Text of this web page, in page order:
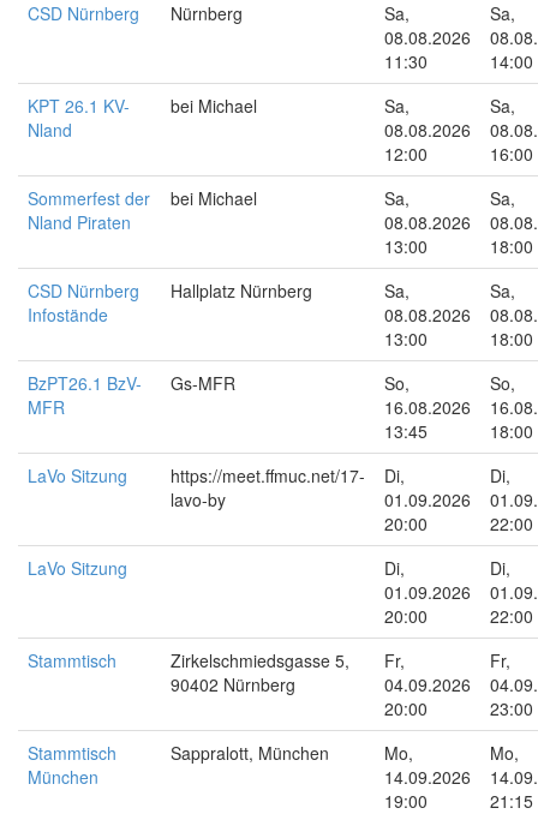
CSD Nürnberg
Nürnberg
Sa,
08.08.2026
11:30
Sa,
14:00
KPT 26.1 KV-
Nland
bei Michael
Sa,
08.08.2026
12:00
Sa,
16:00
Sommerfest der
Nland Piraten
bei Michael
Sa,
08.08.2026
13:00
Sa,
18:00
CSD Nürnberg
Infostände
Hallplatz Nürnberg
Sa,
08.08.2026
13:00
Sa,
18:00
BzPT26.1 BzV-
MFR
Gs-MFR
So,
16.08.2026
13:45
So,
18:00
LaVo Sitzung
https://meet.ffmuc.net/17-
lavo-by
Di,
01.09.2026
20:00
Di,
22:00
LaVo Sitzung
Di,
01.09.2026
20:00
Di,
22:00
Stammtisch
Zirkelschmiedsgasse 5,
90402 Nürnberg
Fr,
04.09.2026
20:00
Fr,
23:00
Stammtisch
München
Sappralott, München
Mo,
14.09.2026
19:00
Mo,
21:15